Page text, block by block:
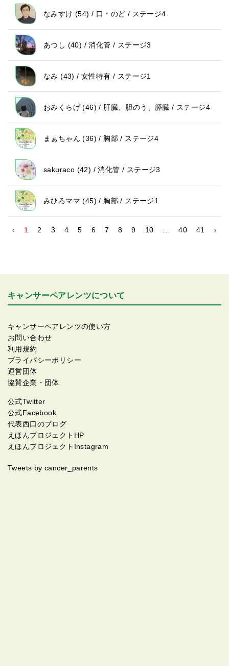
なみすけ (54) / 口・のど / ステージ4
あつし (40) / 消化管 / ステージ3
なみ (43) / 女性特有 / ステージ1
おみくらげ (46) / 肝臓、胆のう、膵臓 / ステージ4
まぁちゃん (36) / 胸部 / ステージ4
sakuraco (42) / 消化管 / ステージ3
みひろママ (45) / 胸部 / ステージ1
‹ 1 2 3 4 5 6 7 8 9 10 40 41 ›
キャンサーペアレンツについて
キャンサーペアレンツの使い方
お問い合わせ
利用規約
プライバシーポリシー
運営団体
協賛企業・団体
公式Twitter
公式Facebook
代表西口のブログ
えほんプロジェクトHP
えほんプロジェクトInstagram
Tweets by cancer_parents